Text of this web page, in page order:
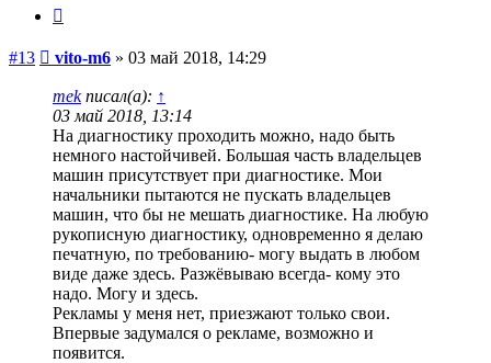
#13 Сообщение
vito-m6 » 03 май 2018, 14:29
mekписал(а): ↑
03 май 2018, 13:14
На диагностику проходить можно, надо быть
немного настойчивей. Большая часть владельцев
машин присутствует при диагностике. Мои
начальники пытаются не пускать владельцев
машин, что бы не мешать диагностике. На любую
рукописную диагностику, одновременно я делаю
печатную, по требованию- могу выдать в любом
виде даже здесь. Разжёвываю всегда- кому это
надо. Могу и здесь.
Рекламы у меня нет, приезжают только свои.
Впервые задумался о рекламе, возможно и
появится.